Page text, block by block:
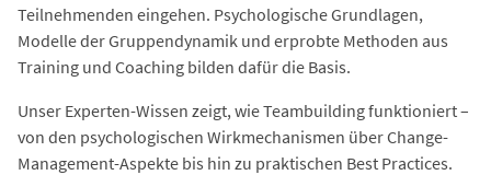
Teilnehmenden eingehen. Psychologische Grundlagen,
Modelle der Gruppendynamik und erprobte Methoden aus
Training und Coaching bilden dafür die Basis.
Unser Experten-Wissen zeigt, wie Teambuilding funktioniert –
von den psychologischen Wirkmechanismen über Change-
Management-Aspekte bis hin zu praktischen Best Practices.